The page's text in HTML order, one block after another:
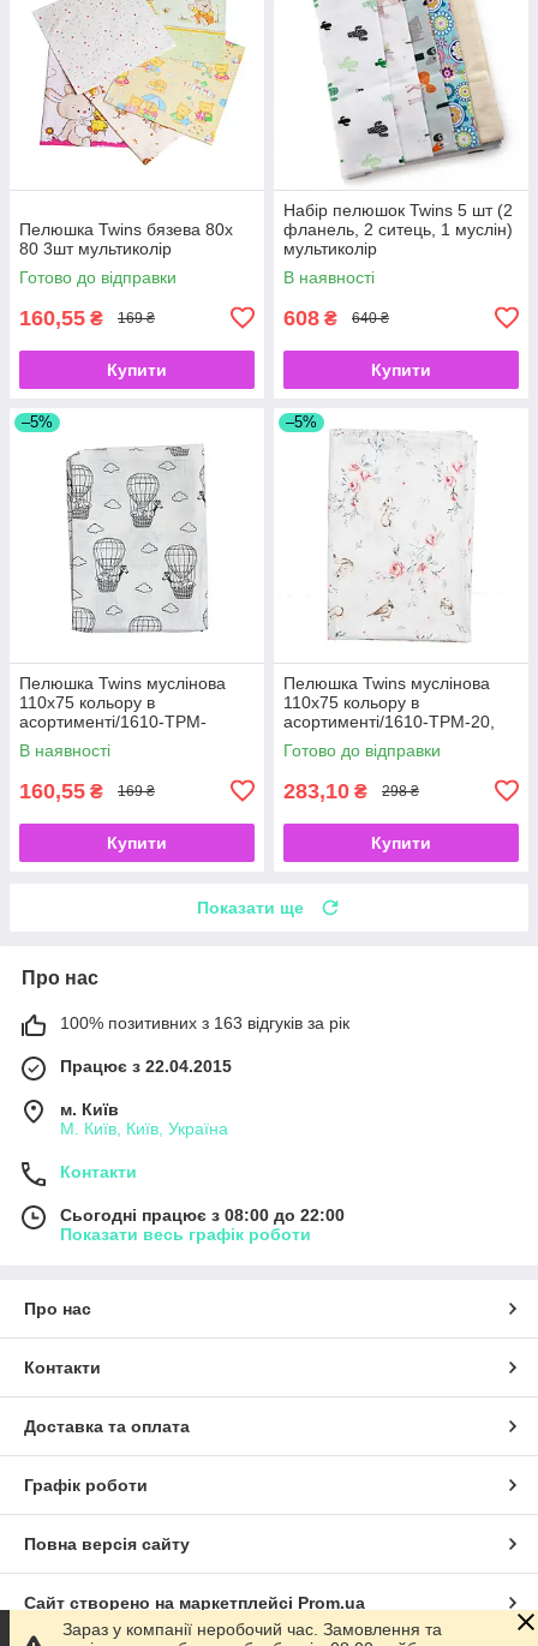
Пелюшка Twins бязева 80х
80 3шт мультиколір
Готово до відправки
160,55 ₴ 169 ₴
Купити
Набір пелюшок Twins 5 шт (2
фланель, 2 ситець, 1 муслін)
мультиколір
В наявності
608 ₴ 640 ₴
Купити
–5%
Пелюшка Twins муслінова
110х75 кольору в
асортименті/1610-TPM-
14416, Повітряна куля сіра,
сіра
В наявності
160,55 ₴ 169 ₴
Купити
–5%
Пелюшка Twins муслінова
110х75 кольору в
асортименті/1610-TPM-20,
Квіти та тваринки,
мультиколир
Готово до відправки
283,10 ₴ 298 ₴
Купити
Показати ще
Про нас
100% позитивних з 163 відгуків за рік
Працює з 22.04.2015
м. Київ
М. Київ, Київ, Україна
Контакти
Сьогодні працює з 08:00 до 22:00
Показати весь графік роботи
Про нас
Контакти
Доставка та оплата
Графік роботи
Повна версія сайту
Сайт створено на маркетплейсі Prom.ua
Зараз у компанії неробочий час. Замовлення та